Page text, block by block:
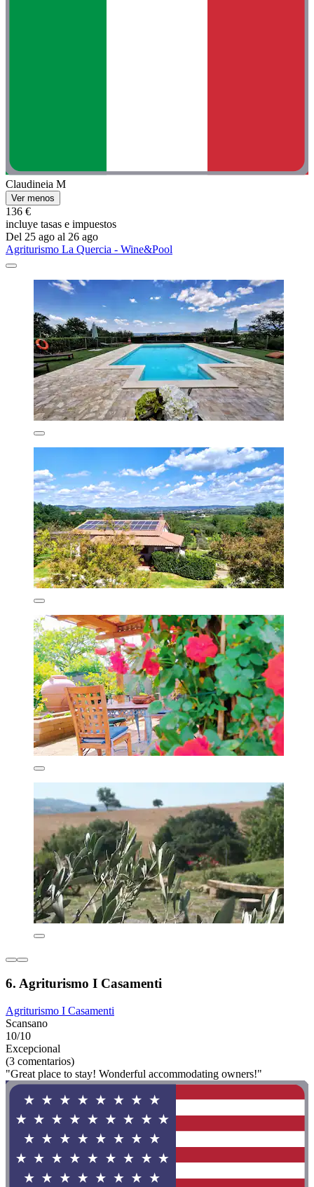
Claudineia M
Ver menos
136 €
incluye tasas e impuestos
Del 25 ago al 26 ago
Agriturismo La Quercia - Wine&Pool
6. Agriturismo I Casamenti
Agriturismo I Casamenti
Scansano
10/10
Excepcional
(3 comentarios)
"Great place to stay! Wonderful accommodating owners!"